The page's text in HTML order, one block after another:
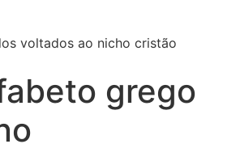
voltados ao nicho cristão
grego